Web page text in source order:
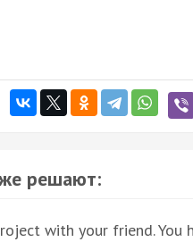
решают:
with your friend. You